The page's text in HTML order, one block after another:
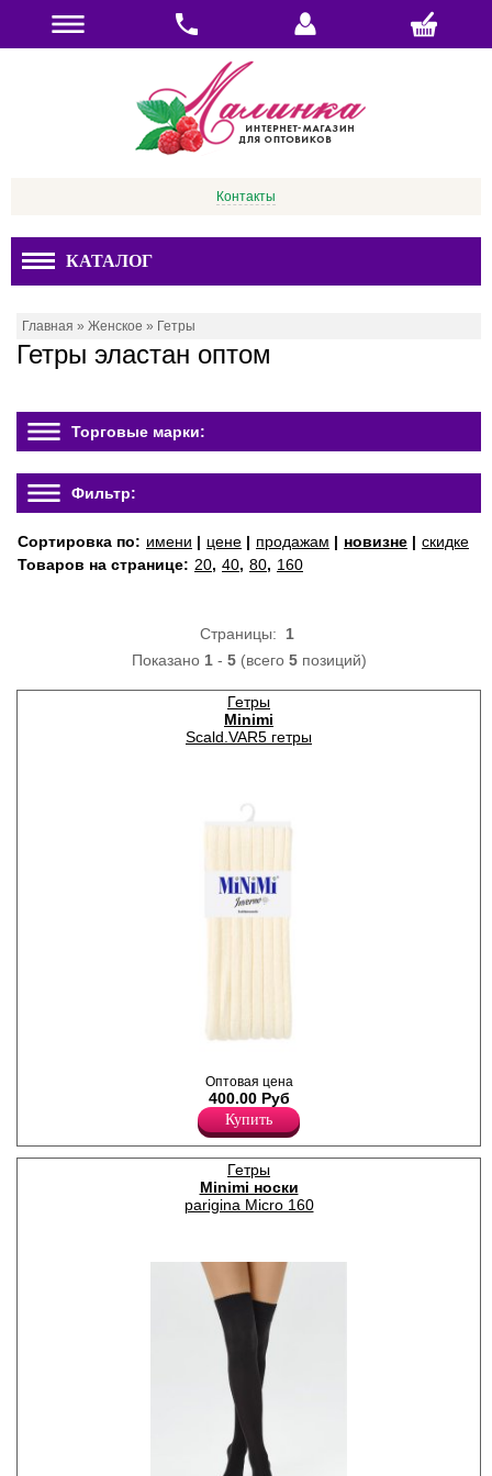
Контакты
КАТАЛОГ
Главная » Женское » Гетры
Гетры эластан оптом
Торговые марки:
Фильтр:
Сортировка по: имени | цене | продажам | новизне | скидке
Товаров на странице: 20, 40, 80, 160
Страницы: 1
Показано 1- 5(всего 5позиций)
Гетры
Minimi
Scald.VAR5 гетры
480den с рисунком "лапша",
мягкие и теплые.
Акрил 75%
Полиамид 14%
Шерсть 10%
Эластан 1%
Оптовая цена
400.00 Руб
Купить
Гетры
Minimi носки
parigina Micro 160